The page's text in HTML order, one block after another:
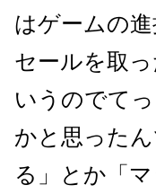
はゲームの
セールを取
いうのでて
かと思った
る」とか「